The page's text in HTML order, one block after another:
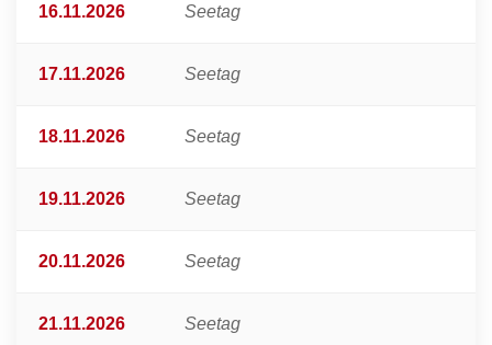
16.11.2026 Seetag
17.11.2026 Seetag
18.11.2026 Seetag
19.11.2026 Seetag
20.11.2026 Seetag
21.11.2026 Seetag